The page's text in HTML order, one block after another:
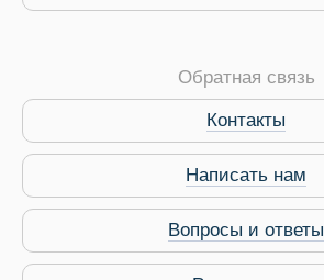
Обратная связь
Контакты
Написать нам
Вопросы и ответы